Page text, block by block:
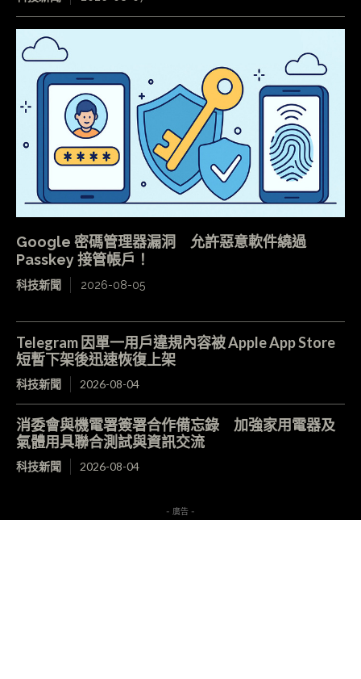
Google 密碼管理器漏洞 允許惡意軟件繞過
Passkey 接管帳戶！
科技新聞 2026-08-05
Telegram 因單一用戶違規內容被 Apple App Store
短暫下架後迅速恢復上架
科技新聞 2026-08-04
消委會與機電署簽署合作備忘錄 加強家用電器及
氣體用具聯合測試與資訊交流
科技新聞 2026-08-04
- 廣告 -